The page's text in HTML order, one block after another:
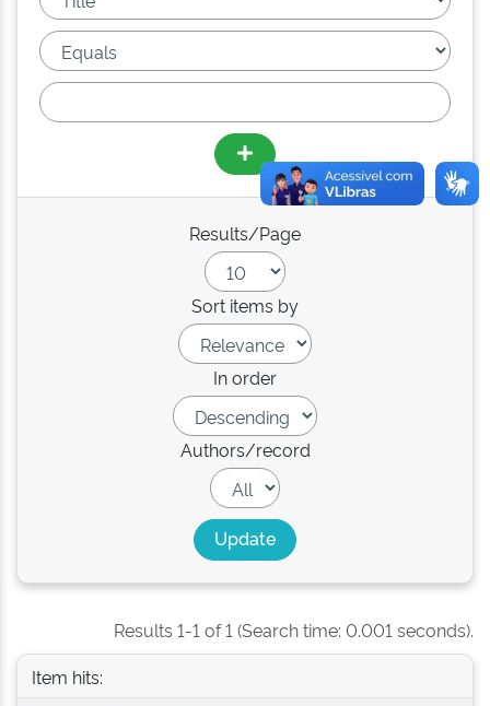
Results/Page
Sort items by
In order
Authors/record
Results 1-1 of 1 (Search time: 0.001 seconds).
Item hits: